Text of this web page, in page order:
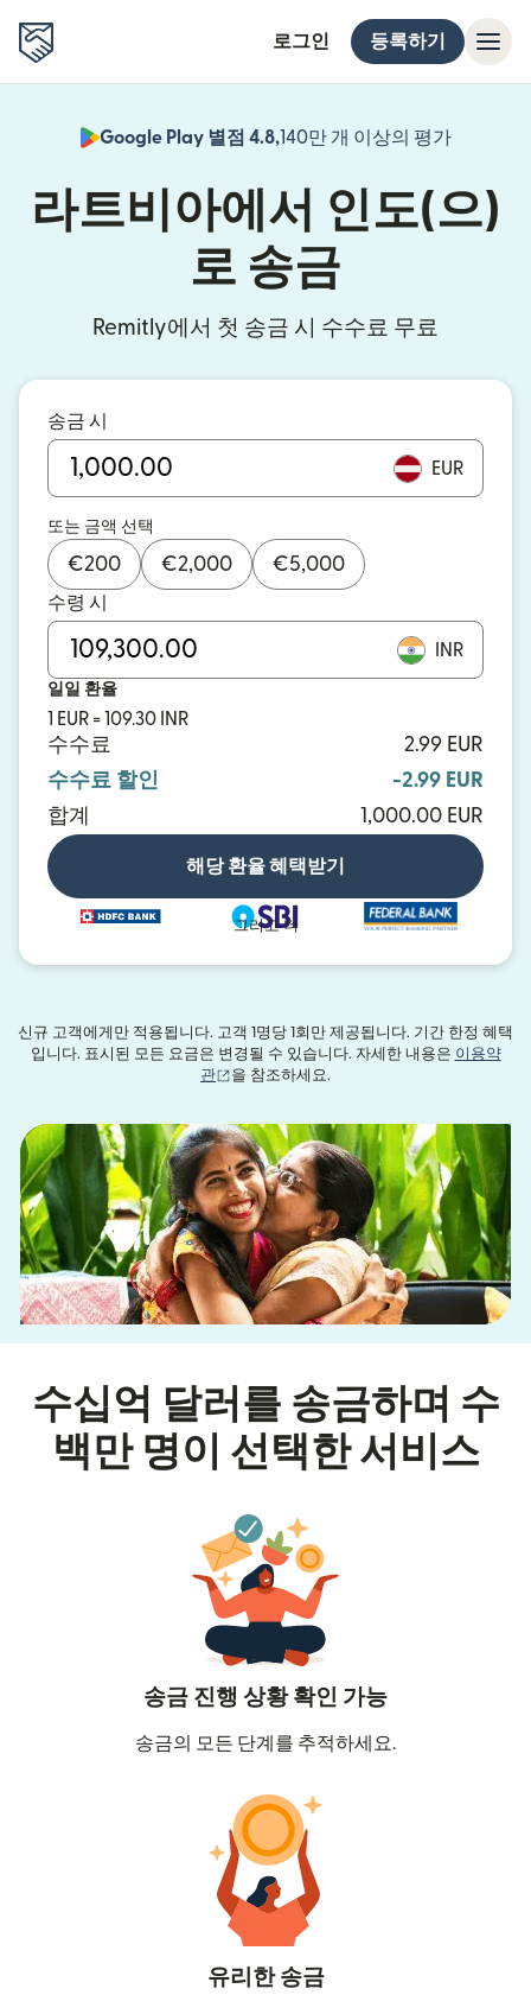
로그인 등록하기
Google Play 별점 4.8,140만 개 이상의 평가
라트비아에서 인도(으)
로 송금
Remitly에서 첫 송금 시 수수료 무료
송금 시
EUR
또는 금액 선택
€200 €2,000 €5,000
수령 시
INR
일일 환율
1 EUR = 109.30 INR
수수료
2.99 EUR
수수료 할인
-2.99 EUR
합계
1,000.00 EUR
해당 환율 혜택받기
그리고 더
신규 고객에게만 적용됩니다. 고객 1명당 1회만 제공됩니다. 기간 한정 혜택
입니다. 표시된 모든 요금은 변경될 수 있습니다. 자세한 내용은 이용약
관
(새 창에서 열림)
을 참조하세요.
수십억 달러를 송금하며 수
백만 명이 선택한 서비스
송금 진행 상황 확인 가능
송금의 모든 단계를 추적하세요.
유리한 송금